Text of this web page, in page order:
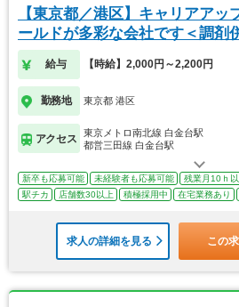
【東京都／港区】キャリアアッ
ールドが多彩な会社です＜調剤
給与 【時給】2,000円～2,200円
勤務地 東京都 港区
アクセス
東京メトロ南北線 白金台駅
都営三田線 白金台駅
新卒も応募可能 未経験者も応募可能 残業月10ｈ
駅チカ
店舗数30以上 積極採用中 在宅業務あり
求人の詳細を見る この